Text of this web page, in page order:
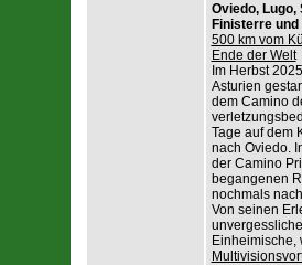
Oviedo, Lugo,
Finisterre und
500 km vom
Ende der Welt
Im Herbst
Asturien
dem Camino
Tage auf dem
nach Oviedo.
der Camino
begangenen
nochmals
Von seinen
Einheimische,